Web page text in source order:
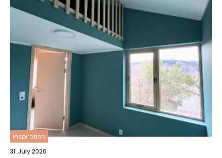
inspiration
31. July 2026